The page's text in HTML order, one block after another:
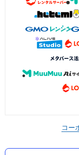
コー